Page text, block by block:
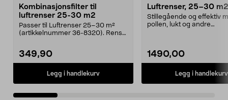
Kombinasjonsfilter til
luftrenser 25-30 m2
Passer til Luftrenser 25–30 m²
(artikkelnummer 36-8320). Rens
349,90
Legg i handlekurv
Luftrenser, 25–30 m2
Stillegående og effektiv
pollen, lukt og andre
1490,00
Legg i handlekurv